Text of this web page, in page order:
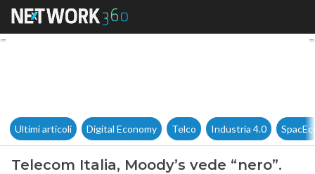
Telecom Italia, Moody’s
Ultimi articoli Digital Economy Telco Industria 4.0
Telecom Italia, Moody’s vede “nero”.